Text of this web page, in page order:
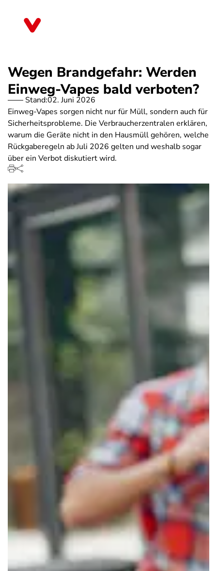
Wegen Brandgefahr: Werden
Einweg-Vapes bald verboten?
Stand:02. Juni 2026
Einweg-Vapes sorgen nicht nur für Müll, sondern auch für
Sicherheitsprobleme. Die Verbraucherzentralen erklären,
warum die Geräte nicht in den Hausmüll gehören, welche
Rückgaberegeln ab Juli 2026 gelten und weshalb sogar
über ein Verbot diskutiert wird.